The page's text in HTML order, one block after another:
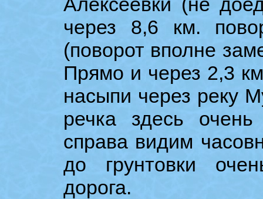
через 8,6 км.
(поворот вполне
Прямо и через 2,3
насыпи через реку
речка здесь
справа видим
до грунтовки
дорога.